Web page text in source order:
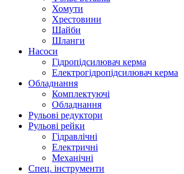
Хомути
Хрестовини
Шайби
Шланги
Насоси
Гідропідсилювач керма
Електрогідропідсилювач керма
Обладнання
Комплектуючі
Обладнання
Рульові редуктори
Рульові рейки
Гідравлічні
Електричні
Механічні
Спец. інструменти